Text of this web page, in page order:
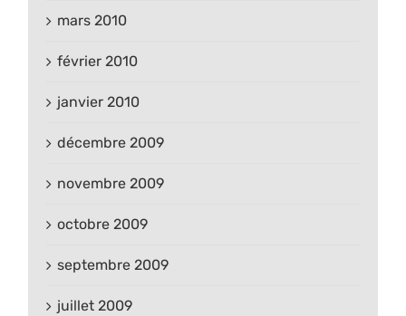
mars 2010
février 2010
janvier 2010
décembre 2009
novembre 2009
octobre 2009
septembre 2009
juillet 2009